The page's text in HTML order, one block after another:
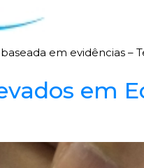
em evidências –
em